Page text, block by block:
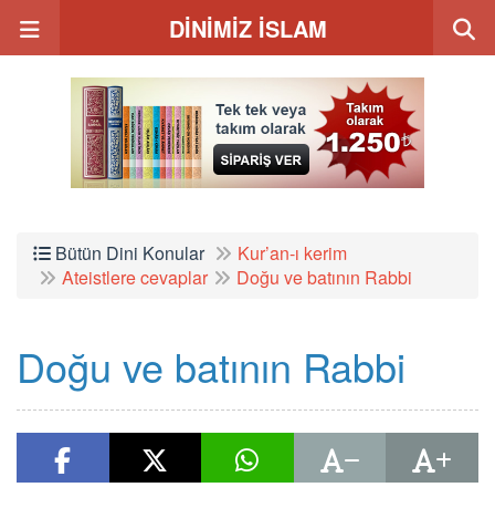
DİNİMİZ İSLAM
Bütün Dini Konular
Kur’an-ı kerim
Ateistlere cevaplar
Doğu ve batının Rabbi
Doğu ve batının Rabbi